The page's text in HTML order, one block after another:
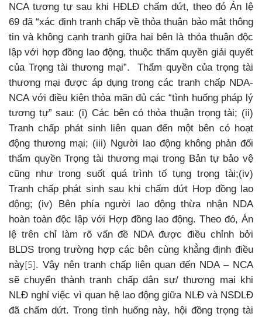
NCA tương tự sau khi HĐLĐ chấm dứt, theo đó Án lệ
69 đã “xác định tranh chấp về thỏa thuận bảo mật thông
tin và không cạnh tranh giữa hai bên là thỏa thuận độc
lập với hợp đồng lao động, thuộc thẩm quyền giải quyết
của Trọng tài thương mại”. Thẩm quyền của trọng tài
thương mại được áp dụng trong các tranh chấp NDA-
NCA với điều kiện thỏa mãn đủ các “tình huống pháp lý
tương tự” sau: (i) Các bên có thỏa thuận trọng tài; (ii)
Tranh chấp phát sinh liên quan đến một bên có hoạt
động thương mại; (iii) Người lao động không phản đối
thẩm quyền Trọng tài thương mại trong Bản tự bảo vệ
cũng như trong suốt quá trình tố tụng trọng tài;(iv)
Tranh chấp phát sinh sau khi chấm dứt Hợp đồng lao
động; (iv) Bên phía người lao động thừa nhận NDA
hoàn toàn độc lập với Hợp đồng lao động. Theo đó, Án
lệ trên chỉ làm rõ vấn đề NDA được điều chỉnh bởi
BLDS trong trường hợp các bên cùng khẳng định điều
này[5]
. Vậy nên tranh chấp liên quan đến NDA – NCA
sẽ chuyển thành tranh chấp dân sự/ thương mại khi
NLĐ nghỉ việc vì quan hệ lao động giữa NLĐ và NSDLĐ
đã chấm dứt. Trong tình huống này, hội đồng trọng tài